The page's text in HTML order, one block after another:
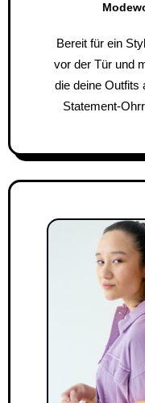
Bereit für ein Style-Upgrade? Der Frühling steht
vor der Tür und
die deine Outfits
Statement-